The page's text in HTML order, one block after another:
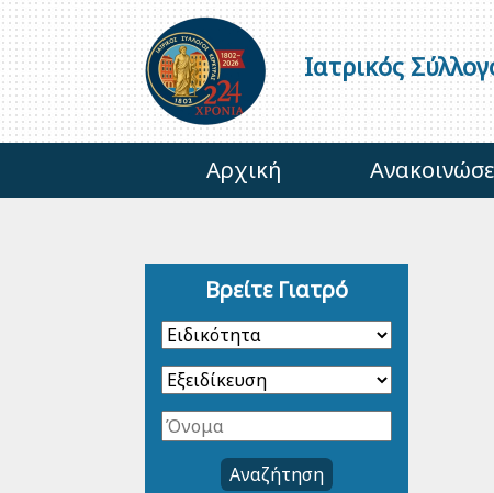
Ιατρικός
Αρχική
Βρείτε Γιατρό
Αναζήτηση